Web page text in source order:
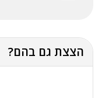
הצצת גם בהם?